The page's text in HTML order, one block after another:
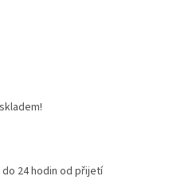
24 hodin od přijetí